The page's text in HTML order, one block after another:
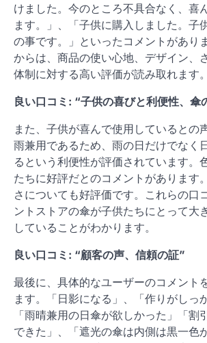
けました。今のところ不具合なく、喜
ます。」、「子供に購入しました。子
の事です。」といったコメントがあり
からは、商品の使い心地、デザイン、
体制に対する高い評価が読み取れます。
良い口コミ: “子供の喜びと利便性、傘
また、子供が喜んで使用しているとの
雨兼用であるため、雨の日だけでなく
るという利便性が評価されています。
たちに好評だとのコメントがあります
さについても好評価です。これらの口
ントストアの傘が子供たちにとって大
していることがわかります。
良い口コミ: “顧客の声、信頼の証”
最後に、具体的なユーザーのコメント
ます。「日影になる」、「作りがしっ
「雨晴兼用の日傘が欲しかった」「割
できた」、「遮光の傘は内側は黒一色